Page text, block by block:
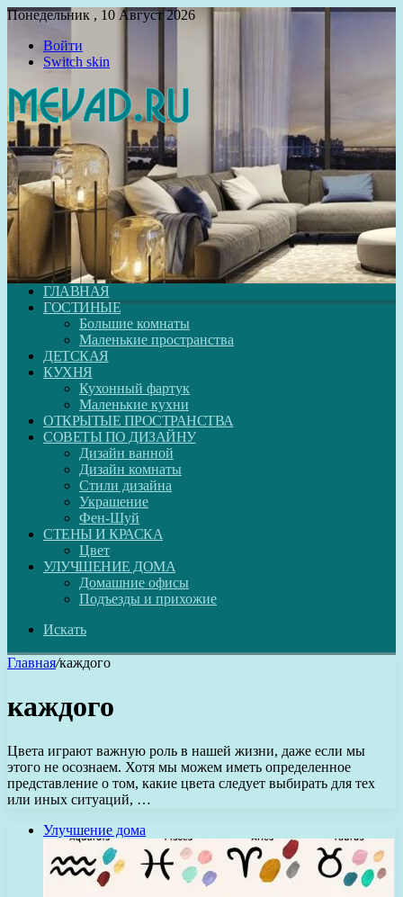
Понедельник , 10 Август 2026
Войти
Switch skin
ГЛАВНАЯ
ГОСТИНЫЕ
Большие комнаты
Маленькие пространства
ДЕТСКАЯ
КУХНЯ
Кухонный фартук
Маленькие кухни
ОТКРЫТЫЕ ПРОСТРАНСТВА
СОВЕТЫ ПО ДИЗАЙНУ
Дизайн ванной
Дизайн комнаты
Стили дизайна
Украшение
Фен-Шуй
СТЕНЫ И КРАСКА
Цвет
УЛУЧШЕНИЕ ДОМА
Домашние офисы
Подъезды и прихожие
Искать
Главная/каждого
каждого
Цвета играют важную роль в нашей жизни, даже если мы
этого не осознаем. Хотя мы можем иметь определенное
представление о том, какие цвета следует выбирать для тех
или иных ситуаций, …
Улучшение дома